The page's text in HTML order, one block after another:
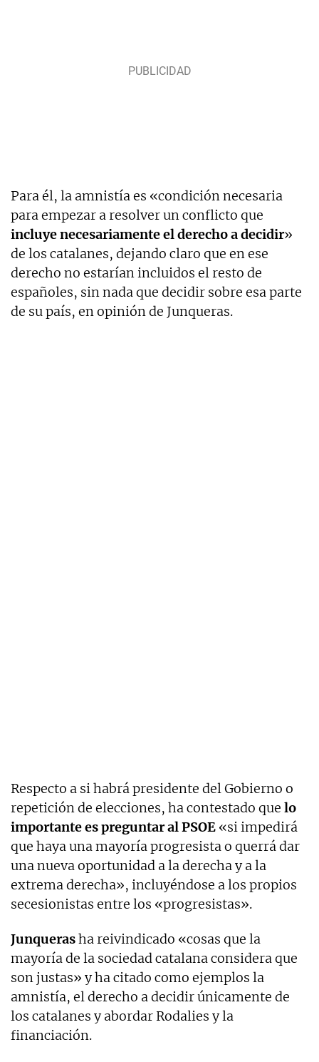
Para él, la amnistía es «condición necesaria
para empezar a resolver un conflicto que
incluye necesariamente el derecho a decidir»
de los catalanes, dejando claro que en ese
derecho no estarían incluidos el resto de
españoles, sin nada que decidir sobre esa parte
de su país, en opinión de Junqueras.
Respecto a si habrá presidente del Gobierno o
repetición de elecciones, ha contestado que lo
importante es preguntar al PSOE «si impedirá
que haya una mayoría progresista o querrá dar
una nueva oportunidad a la derecha y a la
extrema derecha», incluyéndose a los propios
secesionistas entre los «progresistas».
Junquerasha reivindicado «cosas que la
mayoría de la sociedad catalana considera que
son justas» y ha citado como ejemplos la
amnistía, el derecho a decidir únicamente de
los catalanes y abordar Rodalies y la
financiación.